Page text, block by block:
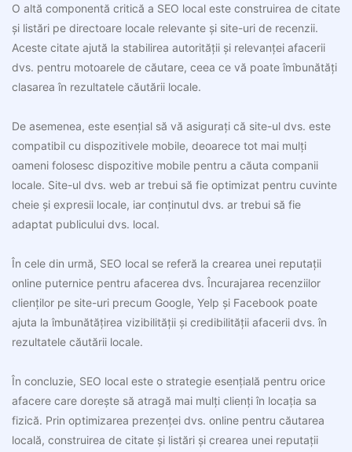
O altă componentă critică a SEO local este construirea de citate
și listări pe directoare locale relevante și site-uri de recenzii.
Aceste citate ajută la stabilirea autorității și relevanței afacerii
dvs. pentru motoarele de căutare, ceea ce vă poate îmbunătăți
clasarea în rezultatele căutării locale.
De asemenea, este esențial să vă asigurați că site-ul dvs. este
compatibil cu dispozitivele mobile, deoarece tot mai mulți
oameni folosesc dispozitive mobile pentru a căuta companii
locale. Site-ul dvs. web ar trebui să fie optimizat pentru cuvinte
cheie și expresii locale, iar conținutul dvs. ar trebui să fie
adaptat publicului dvs. local.
În cele din urmă, SEO local se referă la crearea unei reputații
online puternice pentru afacerea dvs. Încurajarea recenziilor
clienților pe site-uri precum Google, Yelp și Facebook poate
ajuta la îmbunătățirea vizibilității și credibilității afacerii dvs. în
rezultatele căutării locale.
În concluzie, SEO local este o strategie esențială pentru orice
afacere care dorește să atragă mai mulți clienți în locația sa
fizică. Prin optimizarea prezenței dvs. online pentru căutarea
locală, construirea de citate și listări și crearea unei reputații